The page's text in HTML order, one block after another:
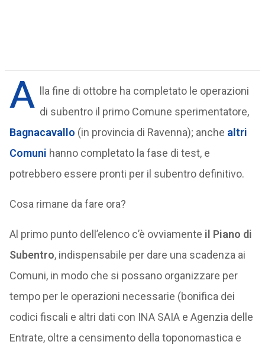
A
lla fine di ottobre ha completato le operazioni
di subentro il primo Comune sperimentatore,
Bagnacavallo (in provincia di Ravenna); anche altri
Comuni hanno completato la fase di test, e
potrebbero essere pronti per il subentro definitivo.
Cosa rimane da fare ora?
Al primo punto dell’elenco c’è ovviamente il Piano di
Subentro, indispensabile per dare una scadenza ai
Comuni, in modo che si possano organizzare per
tempo per le operazioni necessarie (bonifica dei
codici fiscali e altri dati con INA SAIA e Agenzia delle
Entrate, oltre a censimento della toponomastica e